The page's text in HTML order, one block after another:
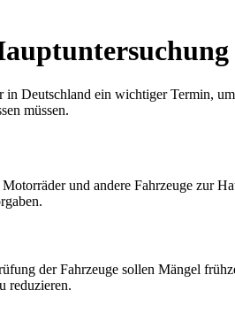
Deutschland ein wichtiger Termin,
müssen.
und andere Fahrzeuge zur
der Fahrzeuge sollen Mängel
reduzieren.